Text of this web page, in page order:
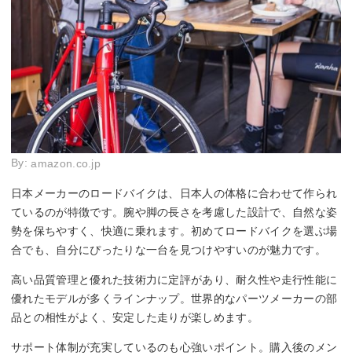
By:amazon.co.jp
日本メーカーのロードバイクは、日本人の体格に合わせて作られ
ているのが特徴です。腕や脚の長さを考慮した設計で、自然な姿
勢を保ちやすく、快適に乗れます。初めてロードバイクを選ぶ場
合でも、自分にぴったりな一台を見つけやすいのが魅力です。
高い品質管理と優れた技術力に定評があり、耐久性や走行性能に
優れたモデルが多くラインナップ。世界的なパーツメーカーの部
品との相性がよく、安定した走りが楽しめます。
サポート体制が充実しているのも心強いポイント。購入後のメン